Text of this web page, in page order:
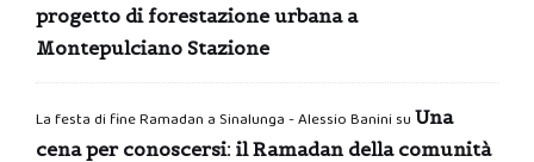
progetto di forestazione urbana a
Montepulciano Stazione
La festa di fine Ramadan a Sinalunga - Alessio Banini su Una
cena per conoscersi: il Ramadan della comunità